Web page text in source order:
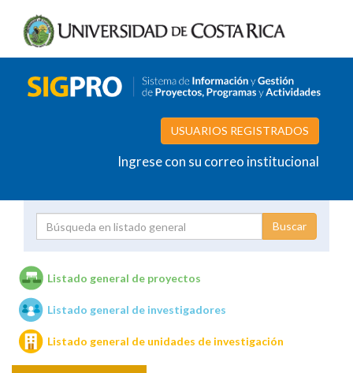
USUARIOS REGISTRADOS
Ingrese con su correo institucional
Unidades de investigación
Listado general de proyectos
Listado general de investigadores
Listado general de unidades de investigación